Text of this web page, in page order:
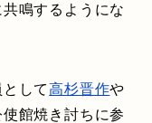
鳴するようにな
として高杉晋作や
館焼き討ちに参